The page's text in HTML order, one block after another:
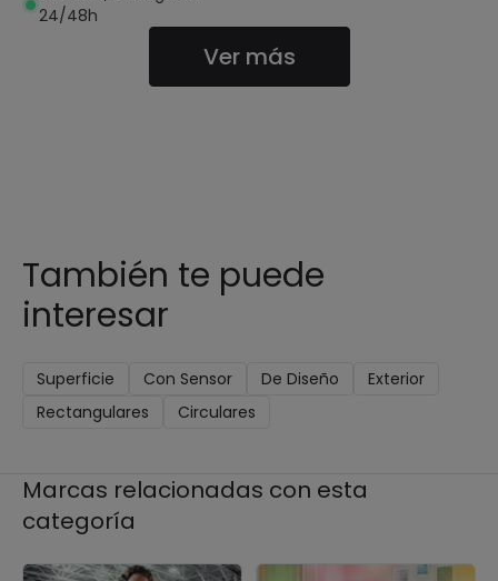
24/48h
Ver más
También te puede
interesar
Superficie Con Sensor De Diseño
Exterior
Rectangulares
Circulares
Marcas relacionadas con esta
categoría